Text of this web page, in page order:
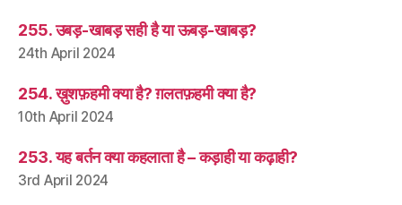
255. उबड़-खाबड़ सही है या ऊबड़-खाबड़?
24th April 2024
254. ख़ुशफ़हमी क्या है? ग़लतफ़हमी क्या है?
10th April 2024
253. यह बर्तन क्या कहलाता है – कड़ाही या कढ़ाही?
3rd April 2024